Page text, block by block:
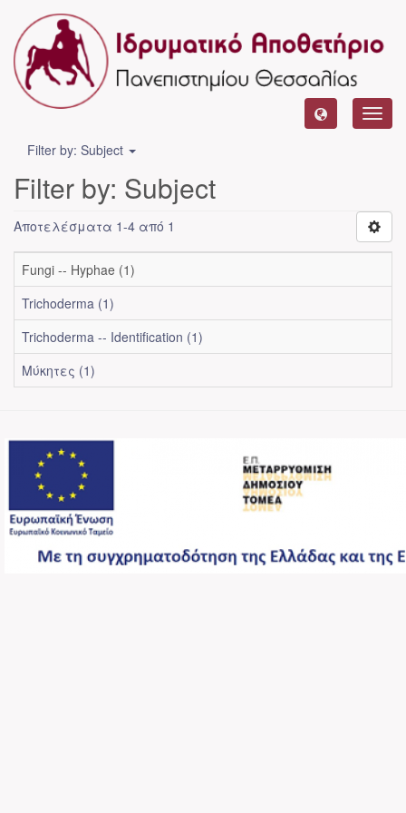
Filter by: Subject
Filter by: Subject
Αποτελέσματα 1-4 από 1
Fungi -- Hyphae (1)
Trichoderma (1)
Trichoderma -- Identification (1)
Μύκητες (1)